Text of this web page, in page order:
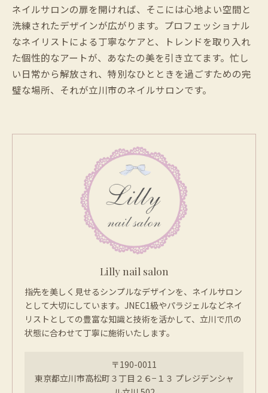
ネイルサロンの扉を開ければ、そこには心地よい空間と
洗練されたデザインが広がります。プロフェッショナル
なネイリストによる丁寧なケアと、トレンドを取り入れ
た個性的なアートが、あなたの美を引き立てます。忙し
い日常から解放され、特別なひとときを過ごすための完
璧な場所、それが立川市のネイルサロンです。
Lilly nail salon
指先を美しく見せるシンプルなデザインを、ネイルサロン
として大切にしています。JNEC1級やパラジェルなどネイ
リストとしての豊富な知識と技術を活かして、立川で爪の
状態に合わせて丁寧に施術いたします。
〒190-0011
東京都立川市高松町３丁目２６−１３ プレジデンシャ